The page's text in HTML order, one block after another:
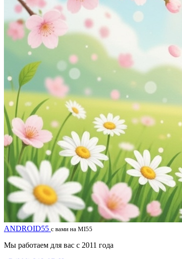
ANDROID55 с вами на MI55
Мы работаем для вас с 2011 года